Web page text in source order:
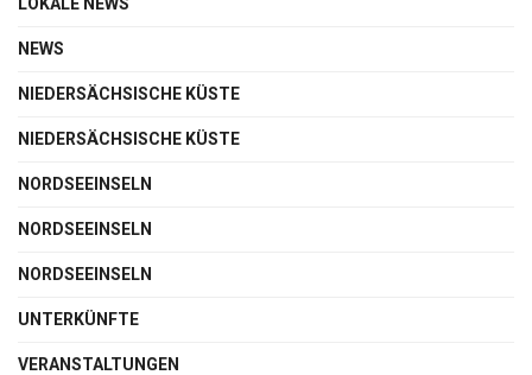
NEWS
NIEDERSÄCHSISCHE KÜSTE
NIEDERSÄCHSISCHE KÜSTE
NORDSEEINSELN
NORDSEEINSELN
NORDSEEINSELN
UNTERKÜNFTE
VERANSTALTUNGEN